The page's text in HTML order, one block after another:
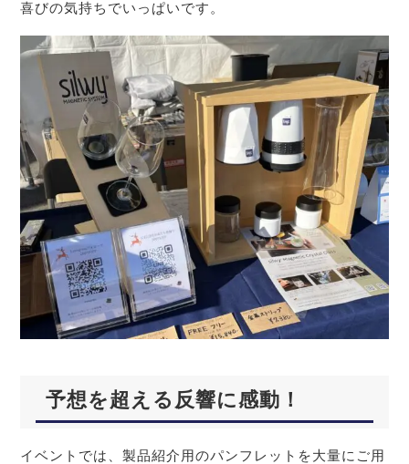
喜びの気持ちでいっぱいです。
予想を超える反響に感動！
イベントでは、製品紹介用のパンフレットを大量にご用